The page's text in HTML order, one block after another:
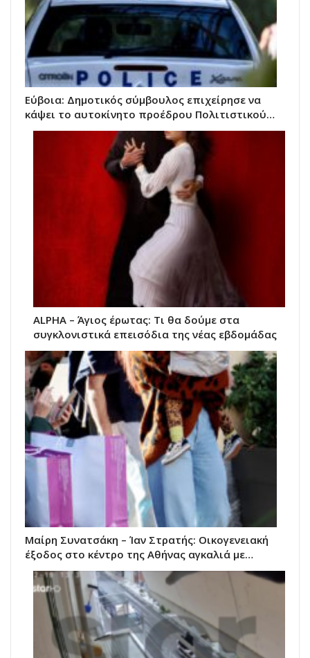
Εύβοια: Δημοτικός σύμβουλος επιχείρησε να
κάψει το αυτοκίνητο προέδρου Πολιτιστικού…
ALPHA – Άγιος έρωτας: Τι θα δούμε στα
συγκλονιστικά επεισόδια της νέας εβδομάδας
Μαίρη Συνατσάκη – Ίαν Στρατής: Οικογενειακή
έξοδος στο κέντρο της Αθήνας αγκαλιά με…